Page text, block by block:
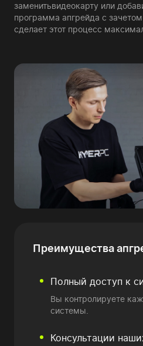
заменитьвидеокарту или
программа апгрейда с
сделает этот процесс
Преимущества
Полный доступ к
Вы контролируете
системы.
Консультации